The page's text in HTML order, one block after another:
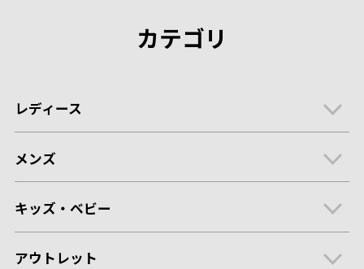
カテゴリ
レディース
メンズ
キッズ・ベビー
アウトレット